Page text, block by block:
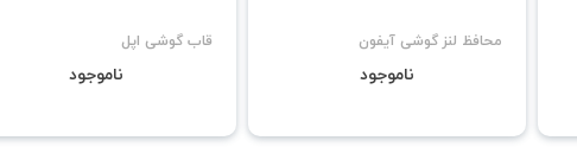
محافظ لنز گوشی آیفون
ناموجود
قاب گوشی اپل
ناموجود